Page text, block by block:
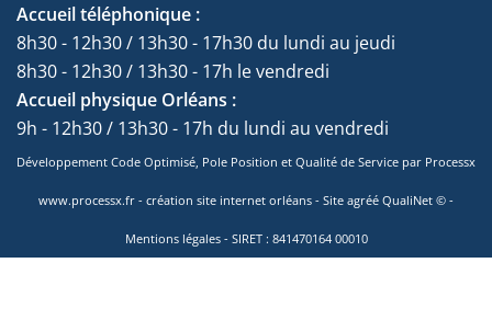
Accueil téléphonique :
8h30 - 12h30 / 13h30 - 17h30 du lundi au jeudi
8h30 - 12h30 / 13h30 - 17h le vendredi
Accueil physique Orléans :
9h - 12h30 / 13h30 - 17h du lundi au vendredi
Développement Code Optimisé, Pole Position et Qualité de Service par Processx
www.processx.fr - création site internet orléans - Site agréé QualiNet © -
Mentions légales- SIRET : 841470164 00010